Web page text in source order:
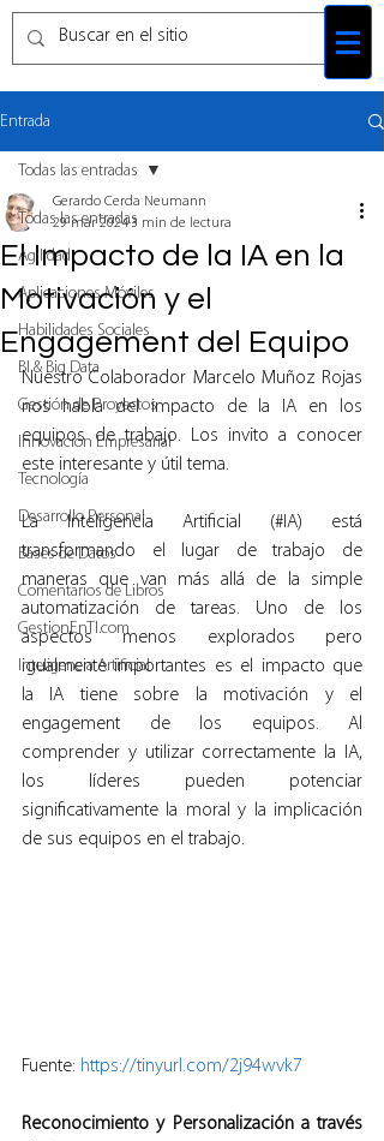
Entrada
Todas las entradas
Agilidad
Aplicaciones Móviles
Habilidades Sociales
BI & Big Data
Gestión de Proyectos
Innovación Empresarial
Tecnología
Desarrollo Personal
Bases de Datos
Comentarios de Libros
GestionEnTI.com
Inteligencia Artificial
Todas las entradas
El Impacto de la IA en la
Motivación y el
Engagement del Equipo
Gerardo Cerda Neumann
29 mar 20243 min de lectura
Nuestro Colaborador Marcelo Muñoz Rojas
nos habla del impacto de la IA en los
equipos de trabajo. Los invito a conocer
este interesante y útil tema.
La Inteligencia Artificial (#IA) está
transformando el lugar de trabajo de
maneras que van más allá de la simple
automatización de tareas. Uno de los
aspectos menos explorados pero
igualmente importantes es el impacto que
la IA tiene sobre la motivación y el
engagement de los equipos. Al
comprender y utilizar correctamente la IA,
los líderes pueden potenciar
significativamente la moral y la implicación
de sus equipos en el trabajo.
Fuente: https://tinyurl.com/2j94wvk7
Reconocimiento y Personalización a través